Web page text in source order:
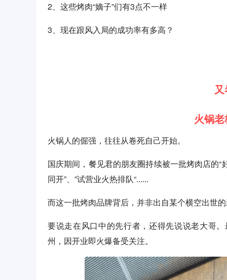
2、这些烤肉“嫡子”们有3点不一样
3、现在跟风入局的成功率有多高？
火锅
火锅人的倔强，往往从卷死自己开始。
国庆期间，餐见君的朋友圈持续被一批烤肉店的“
同开”、”试营业火热排队“......
而这一批烤肉品牌背后，并非出自某个横空出世
要说走在风口中的先行者，还得先说说老大哥
州，因开业即火爆备受关注。